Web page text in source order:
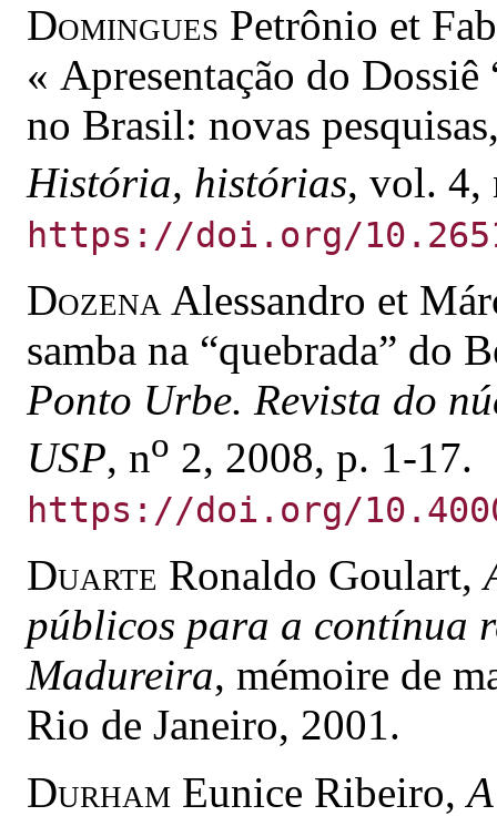
Domingues Petrônio et
« Apresentação do
no Brasil: novas
História, histórias, vol. 4,
https://doi.org/
Dozena Alessandro et
samba na “quebrada” do
Ponto Urbe. Revista do
USP, no 2, 2008, p. 1-17.
https://doi.org/
Duarte Ronaldo Goulart,
públicos para a contínua
Madureira, mémoire de
Rio de Janeiro, 2001.
Durham Eunice Ribeiro,